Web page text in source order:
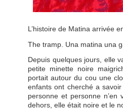
L’histoire de Matina arrivée
The tramp. Una matina una
Depuis quelques jours, elle
petite minette noire
portait autour du cou une
enfants ont cherché a
personne et personne n’en
dehors, elle était noire et le